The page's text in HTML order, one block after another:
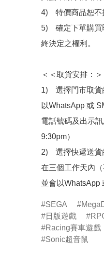
4)　特價商品恕
5)　確定下單購
終決定之權利。
＜＜取貨安排：＞
1)　選擇門市取
以WhatsApp 或
電話號碼及出示
9:30pm）
2)　選擇快遞送
在三個工作天內
並會以WhatsApp
SEGA
日版遊戲
Racing賽車遊戲
Sonic超音鼠